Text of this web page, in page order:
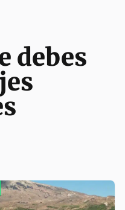
debes